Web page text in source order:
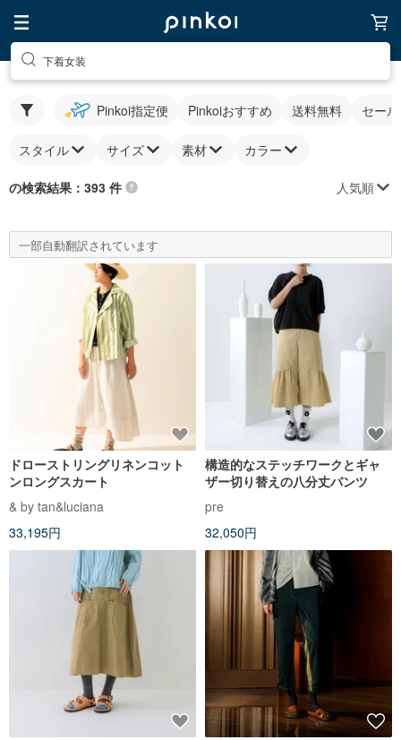
下着女装
Pinkoi指定便 Pinkoiおすすめ 送料無料 セー
スタイル サイズ 素材 カラー
の検索結果：393 件 人気順
一部自動翻訳されています
ドローストリングリネンコット
ンロングスカート
& by tan&luciana
33,195円
構造的なステッチワークとギャ
ザー切り替えの八分丈パンツ
pre
32,050円